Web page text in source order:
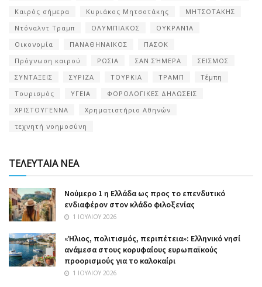
Καιρός σήμερα
Κυριάκος Μητσοτάκης
ΜΗΤΣΟΤΑΚΗΣ
Ντόναλντ Τραμπ
ΟΛΥΜΠΙΑΚΟΣ
ΟΥΚΡΑΝΊΑ
Οικονομία
ΠΑΝΑΘΗΝΑΙΚΟΣ
ΠΑΣΟΚ
Πρόγνωση καιρού
ΡΩΣΙΑ ΣΑΝ ΣΉΜΕΡΑ
ΣΕΙΣΜΟΣ
ΣΥΝΤΑΞΕΙΣ
ΣΥΡΙΖΑ ΤΟΥΡΚΙΑ ΤΡΑΜΠ
Τέμπη
Τουρισμός
ΥΓΕΙΑ
ΦΟΡΟΛΟΓΙΚΕΣ ΔΗΛΩΣΕΙΣ
ΧΡΙΣΤΟΥΓΕΝΝΑ
Χρηματιστήριο Αθηνών
τεχνητή νοημοσύνη
ΤΕΛΕΥΤΑΙΑ ΝΕΑ
Nούμερο 1 η Ελλάδα ως προς το επενδυτικό
ενδιαφέρον στον κλάδο φιλοξενίας
1 ΙΟΥΛΊΟΥ 2026
«Ήλιος, πολιτισμός, περιπέτεια»: Ελληνικό νησί
ανάμεσα στους κορυφαίους ευρωπαϊκούς
προορισμούς για το καλοκαίρι
1 ΙΟΥΛΊΟΥ 2026